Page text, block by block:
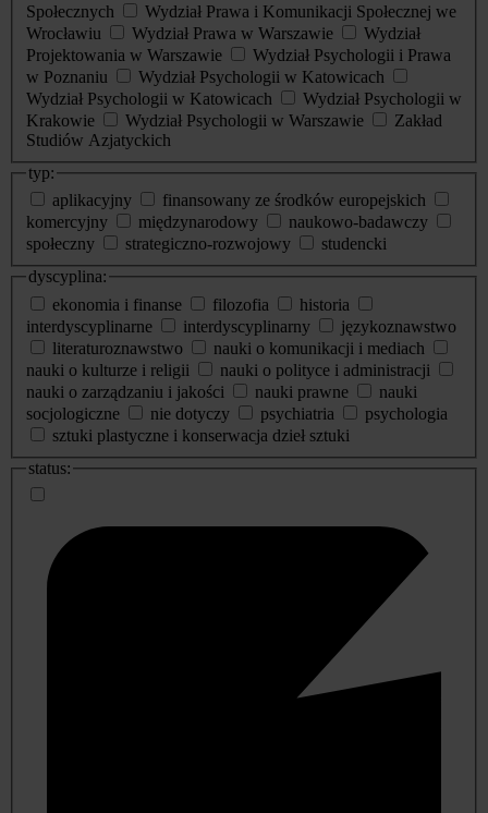
Społecznych
Wydział Prawa i Komunikacji Społecznej we
Wrocławiu
Wydział Prawa w Warszawie
Wydział
Projektowania w Warszawie
Wydział Psychologii i Prawa
w Poznaniu
Wydział Psychologii w Katowicach
Wydział Psychologii w Katowicach
Wydział Psychologii w
Krakowie
Wydział Psychologii w Warszawie
Zakład
Studiów Azjatyckich
typ:
aplikacyjny
finansowany ze środków europejskich
komercyjny
międzynarodowy
naukowo-badawczy
społeczny
strategiczno-rozwojowy
studencki
dyscyplina:
ekonomia i finanse
filozofia
historia
interdyscyplinarne
interdyscyplinarny
językoznawstwo
literaturoznawstwo
nauki o komunikacji i mediach
nauki o kulturze i religii
nauki o polityce i administracji
nauki o zarządzaniu i jakości
nauki prawne
nauki
socjologiczne
nie dotyczy psychiatria
psychologia
sztuki plastyczne i konserwacja dzieł sztuki
status: